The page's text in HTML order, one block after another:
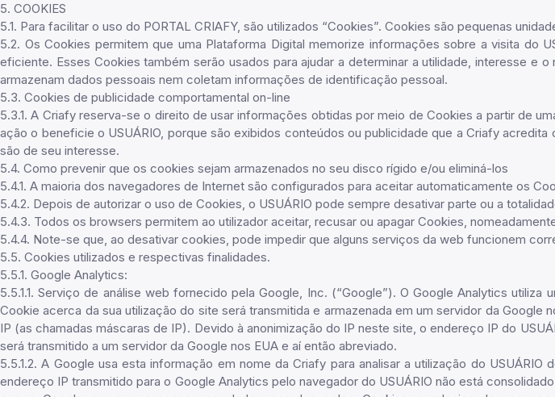
5. COOKIES
5.1. Para facilitar o uso do PORTAL CRIAFY, são utilizados “Cookies”. Cookies são pequenas
5.2. Os Cookies permitem que uma Plataforma Digital memorize informações sobre a visita do
eficiente. Esses Cookies também serão usados para ajudar a determinar a utilidade, interesse
armazenam dados pessoais nem coletam informações de identificação pessoal.
5.3. Cookies de publicidade comportamental on-line
5.3.1. A Criafy reserva-se o direito de usar informações obtidas por meio de Cookies a partir de
ação o beneficie o USUÁRIO, porque são exibidos conteúdos ou publicidade que a Criafy
são de seu interesse.
5.4. Como prevenir que os cookies sejam armazenados no seu disco rígido e/ou eliminá-los
5.4.1. A maioria dos navegadores de Internet são configurados para aceitar automaticamente os
5.4.2. Depois de autorizar o uso de Cookies, o USUÁRIO pode sempre desativar parte ou a
5.4.3. Todos os browsers permitem ao utilizador aceitar, recusar ou apagar Cookies,
5.4.4. Note-se que, ao desativar cookies, pode impedir que alguns serviços da web funcionem
5.5. Cookies utilizados e respectivas finalidades.
5.5.1. Google Analytics:
5.5.1.1. Serviço de análise web fornecido pela Google, Inc. (“Google”). O Google Analytics
Cookie acerca da sua utilização do site será transmitida e armazenada em um servidor da
IP (as chamadas máscaras de IP). Devido à anonimização do IP neste site, o endereço IP do
será transmitido a um servidor da Google nos EUA e aí então abreviado.
5.5.1.2. A Google usa esta informação em nome da Criafy para analisar a utilização do
endereço IP transmitido para o Google Analytics pelo navegador do USUÁRIO não está